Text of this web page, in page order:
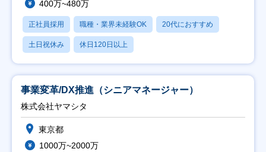
400万~480万
正社員採用 職種・業界未経験OK 20代におすすめ
土日祝休み 休日120日以上
事業変革/DX推進（シニアマネージャー）
株式会社ヤマシタ
東京都
1000万~2000万